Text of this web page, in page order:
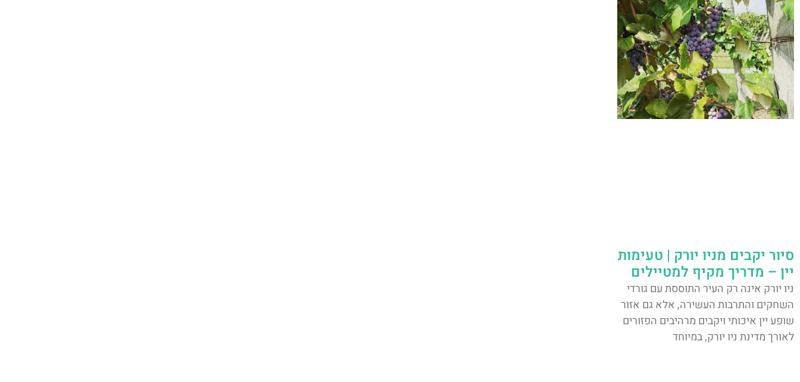
סיור יקבים מניו יורק | טעימות
יין – מדריך מקיף למטיילים
ניו יורק אינה רק העיר התוססת עם גורדי
השחקים והתרבות העשירה, אלא גם אזור
שופע יין איכותי ויקבים מרהיבים הפזורים
לאורך מדינת ניו יורק, במיוחד